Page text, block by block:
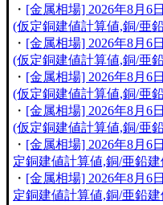
・ [金属相場] 2026年8月6
(仮定銅建値計算値,銅/亜
・ [金属相場] 2026年8月6
(仮定銅建値計算値,銅/亜
・ [金属相場] 2026年8月6
(仮定銅建値計算値,銅/亜
・ [金属相場] 2026年8月6
(仮定銅建値計算値,銅/亜
・ [金属相場] 2026年8月6
定銅建値計算値,銅/亜鉛
・ [金属相場] 2026年8月6
定銅建値計算値,銅/亜鉛